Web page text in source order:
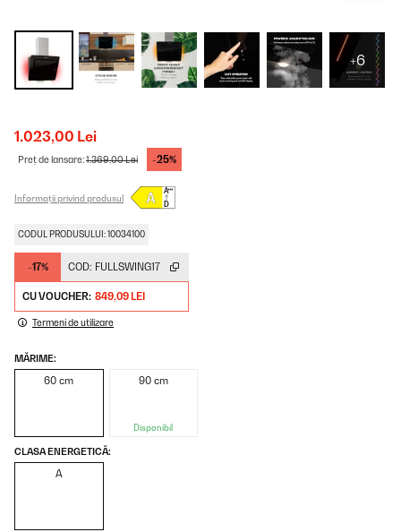
+6
1.023,00 Lei
Preț de lansare:1.369,00 Lei -25%
Informații privind produsul
CODUL PRODUSULUI: 10034100
-17% COD: FULLSWING17
CU VOUCHER: 849,09 LEI
Termeni de utilizare
MĂRIME:
60 cm 90 cm
Disponibil
CLASA ENERGETICĂ:
A